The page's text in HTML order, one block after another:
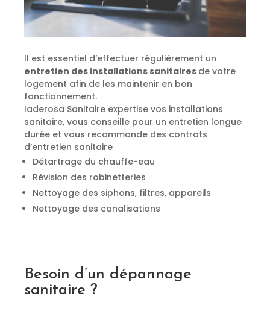
Il est essentiel d’effectuer régulièrement un
entretien des installations sanitaires de votre
logement afin de les maintenir en bon
fonctionnement.
Iaderosa Sanitaire expertise vos installations
sanitaire, vous conseille pour un entretien longue
durée et vous recommande des contrats
d’entretien sanitaire
Détartrage du chauffe-eau
Révision des robinetteries
Nettoyage des siphons, filtres, appareils
Nettoyage des canalisations
Besoin d’un dépannage
sanitaire ?